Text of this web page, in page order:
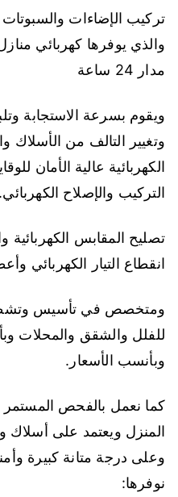
تركيب الإضاءات
والذي يوفرها كهربائي
مدار 24 ساعة
ويقوم بسرعة الاستجابة
وتغيير التالف من الأسلاك
الكهربائية عالية الأمان
التركيب والإصلاح الكهربائي.
تصليح المقابس
انقطاع التيار الكهربائي
ومتخصص في تأسيس
للفلل والشقق والمحلات
وبأنسب الأسعار.
كما نعمل بالفحص المستمر
المنزل ويعتمد على أسلاك
وعلى درجة متانة كبيرة
نوفرها: